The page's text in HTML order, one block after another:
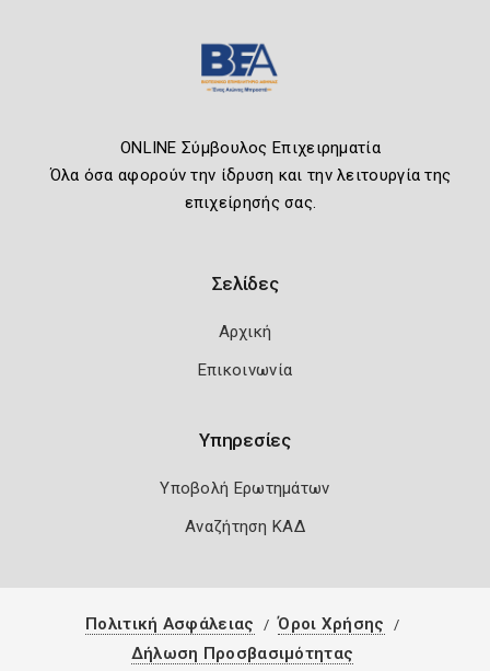
ONLINE Σύμβουλος Επιχειρηματία
Όλα όσα αφορούν την ίδρυση και την λειτουργία της
επιχείρησής σας.
Σελίδες
Αρχική
Επικοινωνία
Υπηρεσίες
Υποβολή Ερωτημάτων
Αναζήτηση ΚΑΔ
Πολιτική Ασφάλειας
Όροι Χρήσης
Δήλωση Προσβασιμότητας